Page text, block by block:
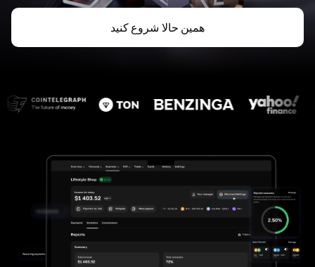
همین حالا شروع کنید